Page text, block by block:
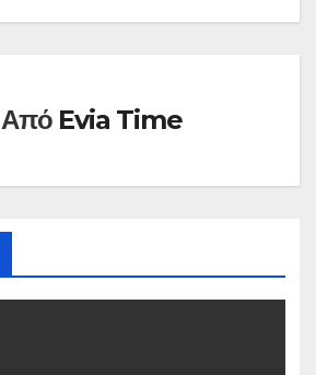
Από Evia Time